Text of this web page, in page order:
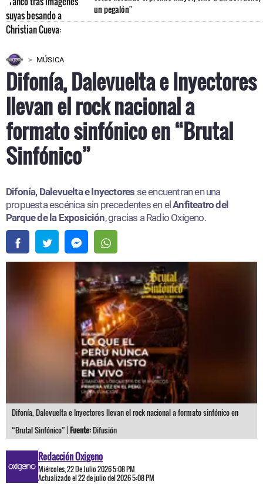
un pegalón"
MÚSICA
Difonía, Dalevuelta e Inyectores
llevan el rock nacional a
formato sinfónico en “Brutal
Sinfónico”
Difonía, Dalevuelta e Inyectores se encuentran en una
propuesta escénica sin precedentes en elAnfiteatro del
Parque de la Exposición, gracias a Radio Oxígeno.
Difonía, Dalevuelta e Inyectores llevan el rock nacional a formato sinfónico en
“Brutal Sinfónico” |Fuente:Difusión
Redacción Oxigeno
Miércoles, 22 De Julio 2026 5:08 PM
Actualizado el 22 de julio del 2026 5:08 PM